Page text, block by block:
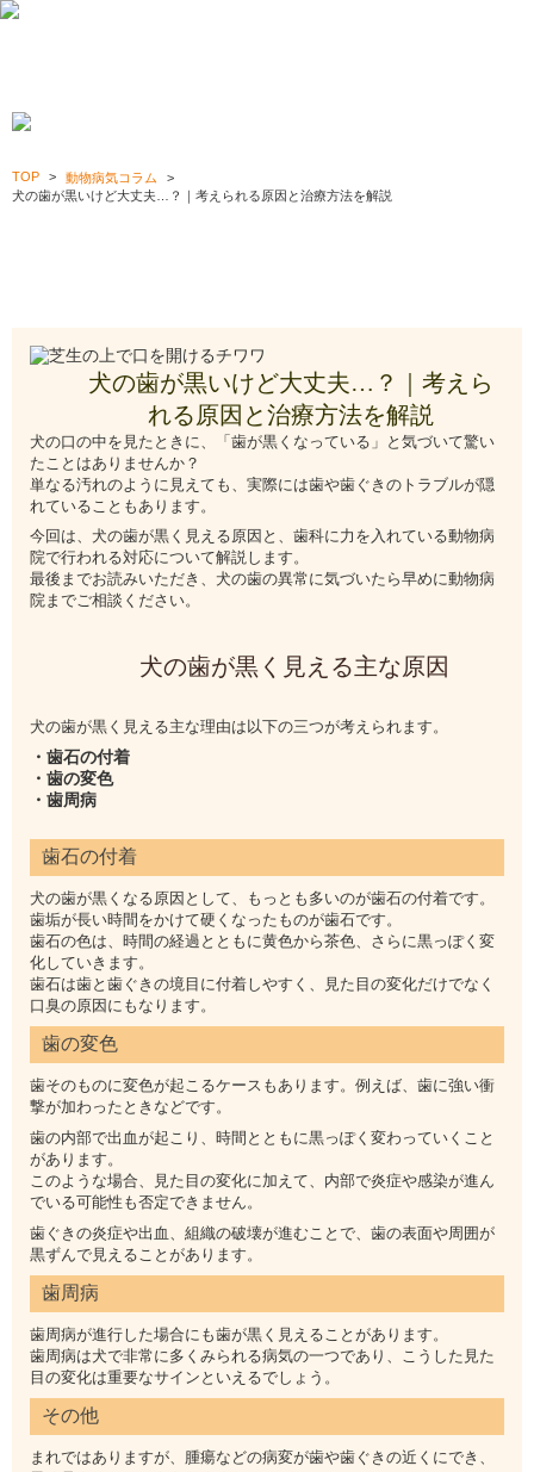
TOP
動物病気コラム
犬の歯が黒いけど大丈夫…？｜考えられる原因と治療方法を解説
犬の歯が黒いけど大丈夫…？｜考えら
れる原因と治療方法を解説
犬の口の中を見たときに、「歯が黒くなっている」と気づいて驚い
たことはありませんか？
単なる汚れのように見えても、実際には歯や歯ぐきのトラブルが隠
れていることもあります。
今回は、犬の歯が黒く見える原因と、歯科に力を入れている動物病
院で行われる対応について解説します。
最後までお読みいただき、犬の歯の異常に気づいたら早めに動物病
院までご相談ください。
犬の歯が黒く見える主な原因
犬の歯が黒く見える主な理由は以下の三つが考えられます。
・歯石の付着
・歯の変色
・歯周病
歯石の付着
犬の歯が黒くなる原因として、もっとも多いのが歯石の付着です。
歯垢が長い時間をかけて硬くなったものが歯石です。
歯石の色は、時間の経過とともに黄色から茶色、さらに黒っぽく変
化していきます。
歯石は歯と歯ぐきの境目に付着しやすく、見た目の変化だけでなく
口臭の原因にもなります。
歯の変色
歯そのものに変色が起こるケースもあります。例えば、歯に強い衝
撃が加わったときなどです。
歯の内部で出血が起こり、時間とともに黒っぽく変わっていくこと
があります。
このような場合、見た目の変化に加えて、内部で炎症や感染が進ん
でいる可能性も否定できません。
歯ぐきの炎症や出血、組織の破壊が進むことで、歯の表面や周囲が
黒ずんで見えることがあります。
歯周病
歯周病が進行した場合にも歯が黒く見えることがあります。
歯周病は犬で非常に多くみられる病気の一つであり、こうした見た
目の変化は重要なサインといえるでしょう。
その他
まれではありますが、腫瘍などの病変が歯や歯ぐきの近くにでき、